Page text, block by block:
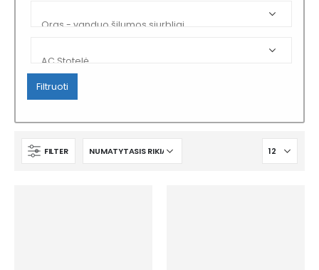
Filtruoti
FILTER